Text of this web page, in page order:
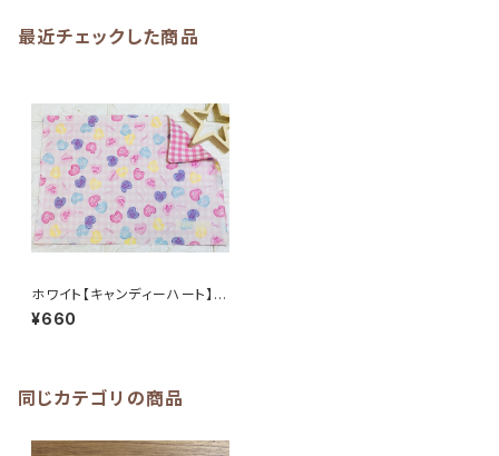
最近チェックした商品
ホワイト【キャンディーハート】ラ
ンチョンマット☆25×35cm★R
M.｜通園用のかわいいトートバ
¥660
同じカテゴリの商品